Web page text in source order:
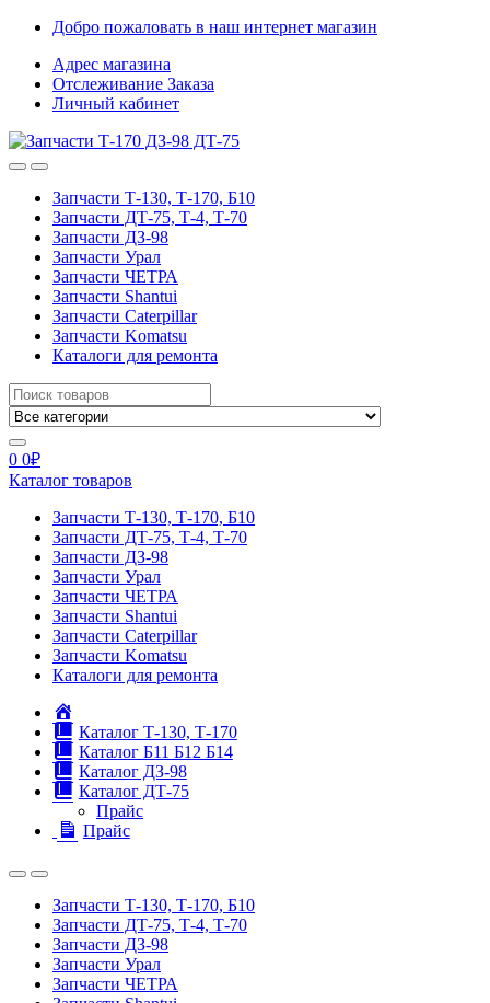
Skip
navigation
Skip
content
Добро пожаловать в наш интернет магазин
Адрес магазина
Отслеживание Заказа
Личный кабинет
Запчасти Т-130, Т-170, Б10
Запчасти ДТ-75, Т-4, Т-70
Запчасти ДЗ-98
Запчасти Урал
Запчасти ЧЕТРА
Запчасти Shantui
Запчасти Caterpillar
Запчасти Komatsu
Каталоги для ремонта
Search
for:
0 0₽
Каталог товаров
Запчасти Т-130, Т-170, Б10
Запчасти ДТ-75, Т-4, Т-70
Запчасти ДЗ-98
Запчасти Урал
Запчасти ЧЕТРА
Запчасти Shantui
Запчасти Caterpillar
Запчасти Komatsu
Каталоги для ремонта
Каталог Т-130, Т-170
Каталог Б11 Б12 Б14
Каталог ДЗ-98
Каталог ДТ-75
Прайс
Прайс
Запчасти Т-130, Т-170, Б10
Запчасти ДТ-75, Т-4, Т-70
Запчасти ДЗ-98
Запчасти Урал
Запчасти ЧЕТРА